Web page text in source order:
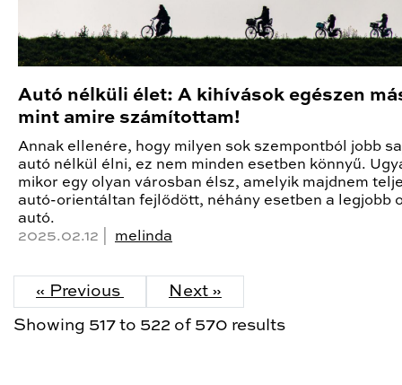
Autó nélküli élet: A kihívások egészen
mint amire számítottam!
Annak ellenére, hogy milyen sok szempontból jobb
autó nélkül élni, ez nem minden esetben könnyű.
mikor egy olyan városban élsz, amelyik majdnem
autó-orientáltan fejlődött, néhány esetben a legjobb
autó.
2025.02.12 | melinda
« Previous Next »
Showing 517 to 522 of 570 results